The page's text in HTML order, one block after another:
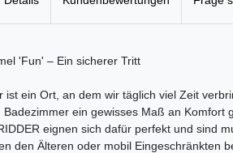
'Fun' – Ein sicherer Tritt
ist ein Ort, an dem wir täglich viel Zeit
ein gewisses Maß an Komfort
eignen sich dafür perfekt und sind
den Älteren oder mobil Eingeschränkten